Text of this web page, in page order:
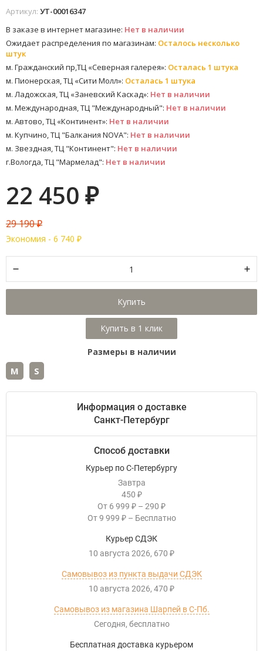
Артикул: УТ-00016347
В заказе в интернет магазине: Нет в наличии
Ожидает распределения по магазинам: Осталось несколько
штук
м. Гражданский пр,ТЦ «Северная галерея»: Осталась 1 штука
м. Пионерская, ТЦ «Сити Молл»: Осталась 1 штука
м. Ладожская, ТЦ «Заневский Каскад»: Нет в наличии
м. Международная, ТЦ "Международный": Нет в наличии
м. Автово, ТЦ «Континент»: Нет в наличии
м. Купчино, ТЦ "Балкания NOVA": Нет в наличии
м. Звездная, ТЦ "Континент": Нет в наличии
г.Вологда, ТЦ "Мармелад": Нет в наличии
22 450 ₽
29 190₽
Экономия - 6 740 ₽
Купить
Размеры в наличии
M S
Информация о доставке
Санкт-Петербург
Способ доставки
Курьер по С-Петербургу
Завтра
450 ₽
От 6 999 ₽ – 290 ₽
От 9 999 ₽ – Бесплатно
Курьер СДЭК
10 августа 2026 670 ₽
Самовывоз из пункта выдачи СДЭК
10 августа 2026 470 ₽
Самовывоз из магазина Шарпей в С-Пб.
Сегодня
Бесплатно
Бесплатная доставка курьером